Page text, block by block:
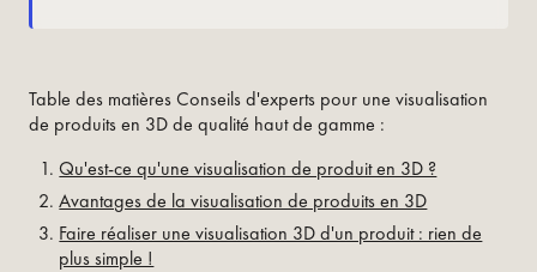
Table des matières Conseils d'experts pour une visualisation
de produits en 3D de qualité haut de gamme :
Qu'est-ce qu'une visualisation de produit en 3D ?
Avantages de la visualisation de produits en 3D
Faire réaliser une visualisation 3D d'un produit : rien de
plus simple !